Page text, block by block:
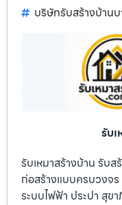
บริษัทรับสร้างบ้าน
รับ
รับเหมาสร้างบ้าน รับ
ก่อสร้างแบบครบวงจ
ระบบไฟฟ้า ประปา สุข